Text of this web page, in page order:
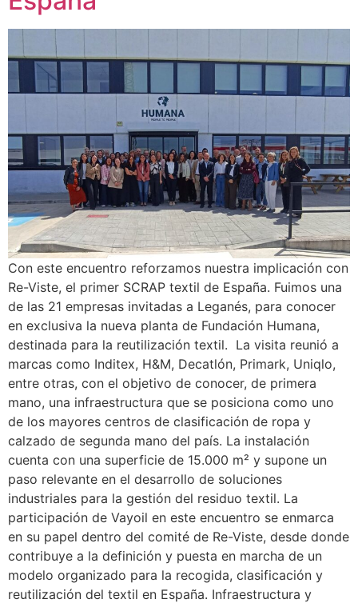
Con este encuentro reforzamos nuestra implicación con
Re-Viste, el primer SCRAP textil de España. Fuimos una
de las 21 empresas invitadas a Leganés, para conocer
en exclusiva la nueva planta de Fundación Humana,
destinada para la reutilización textil. La visita reunió a
marcas como Inditex, H&M, Decatlón, Primark, Uniqlo,
entre otras, con el objetivo de conocer, de primera
mano, una infraestructura que se posiciona como uno
de los mayores centros de clasificación de ropa y
calzado de segunda mano del país. La instalación
cuenta con una superficie de 15.000 m² y supone un
paso relevante en el desarrollo de soluciones
industriales para la gestión del residuo textil. La
participación de Vayoil en este encuentro se enmarca
en su papel dentro del comité de Re-Viste, desde donde
contribuye a la definición y puesta en marcha de un
modelo organizado para la recogida, clasificación y
reutilización del textil en España. Infraestructura y